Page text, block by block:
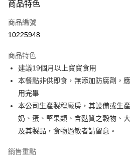
信用卡一次付款
LINE Pay
街口支付
悠遊付
全盈+PAY
大哥付你分期
相關說明
1.本服務由台灣大哥大提供，台灣大哥大用
AFTEE先享後付
商品特色
商品編號
10225948
商品特色
建議19個月以上寶寶食用
本餐點非供即食，無添加防腐劑，
用完畢
本公司生產製程廠房，其設備或生
奶、蛋、堅果類、含麩質之穀物、
及其製品，食物過敏者請留意。
銷售重點